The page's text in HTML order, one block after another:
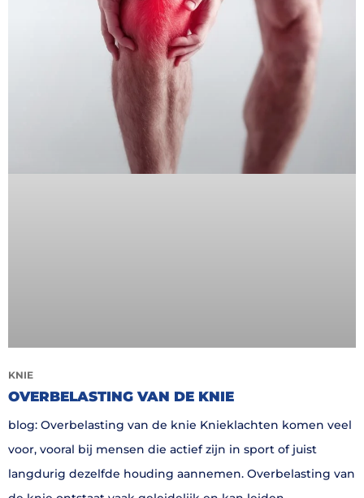
KNIE
OVERBELASTING VAN DE KNIE
blog: Overbelasting van de knie Knieklachten komen veel
voor, vooral bij mensen die actief zijn in sport of juist
langdurig dezelfde houding aannemen. Overbelasting van